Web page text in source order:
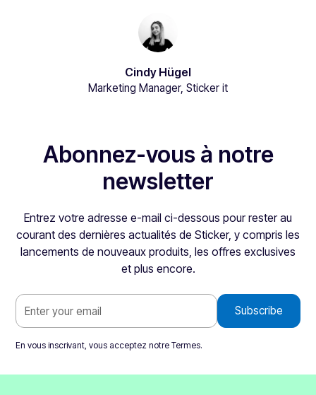
Cindy Hügel
Marketing Manager, Sticker it
Abonnez-vous à notre
newsletter
Entrez votre adresse e-mail ci-dessous pour rester au
courant des dernières actualités de Sticker, y compris les
lancements de nouveaux produits, les offres exclusives
et plus encore.
En vous inscrivant, vous acceptez notreTermes.